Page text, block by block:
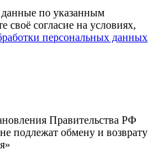
данные по указанным
согласие на условиях,
персональных данных
Правительства РФ
подлежат обмену и возврату